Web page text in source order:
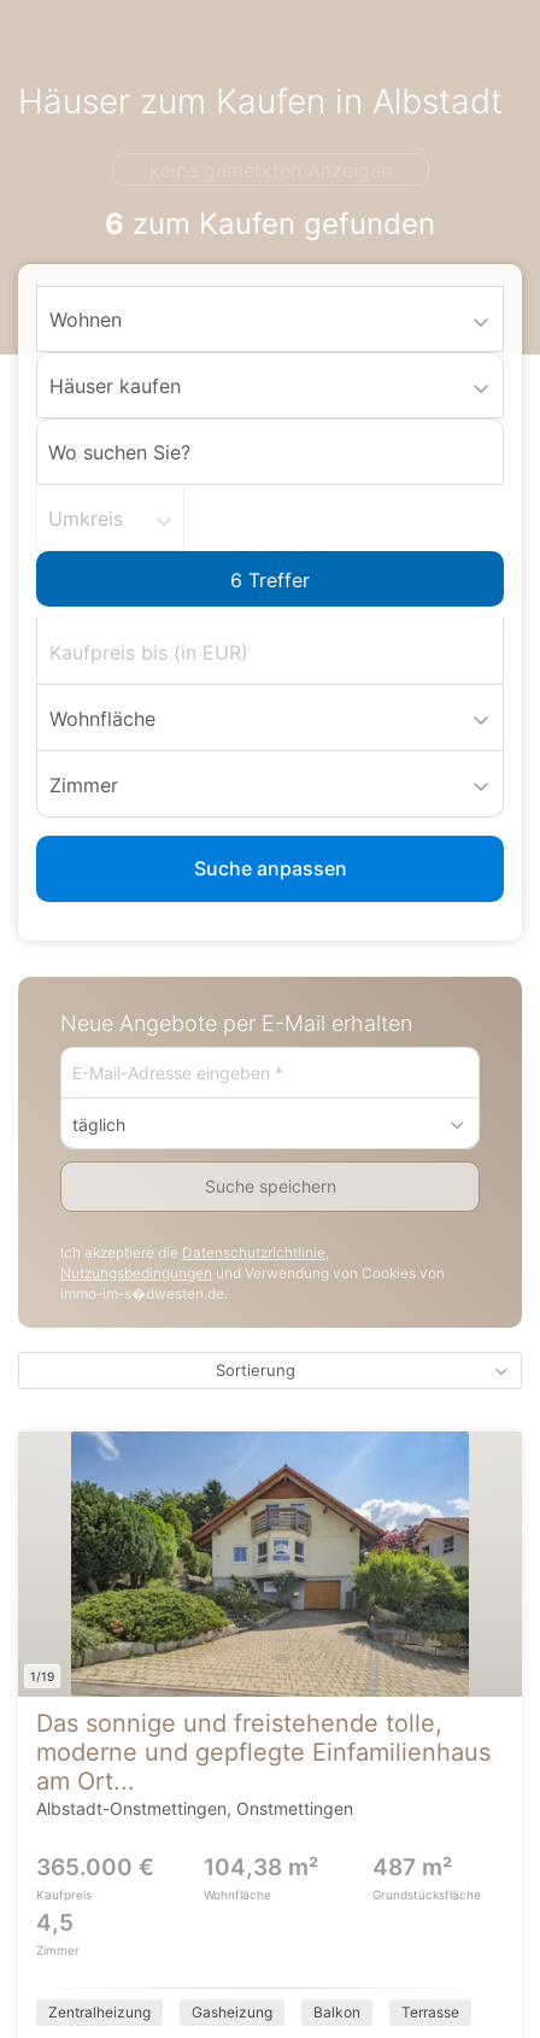
zur
Navigation
Häuser zum Kaufen in Albstadt
6 zum Kaufen gefunden
Wohnen
Häuser kaufen
Umkreis
Wohnfläche
Zimmer
Suche anpassen
Neue Angebote per E-Mail erhalten
täglich
Suche speichern
Ich akzeptiere die Datenschutzrichtlinie,
Nutzungsbedingungen und Verwendung von Cookies von
immo-im-s�dwesten.de.
Sortierung
1/19
Das sonnige und freistehende tolle,
moderne und gepflegte Einfamilienhaus
am Ort...
Albstadt-Onstmettingen, Onstmettingen
365.000 €
Kaufpreis
104,38 m²
Wohnfläche
487 m²
Grundstücksfläche
4,5
Zimmer
Zentralheizung Gasheizung Balkon Terrasse